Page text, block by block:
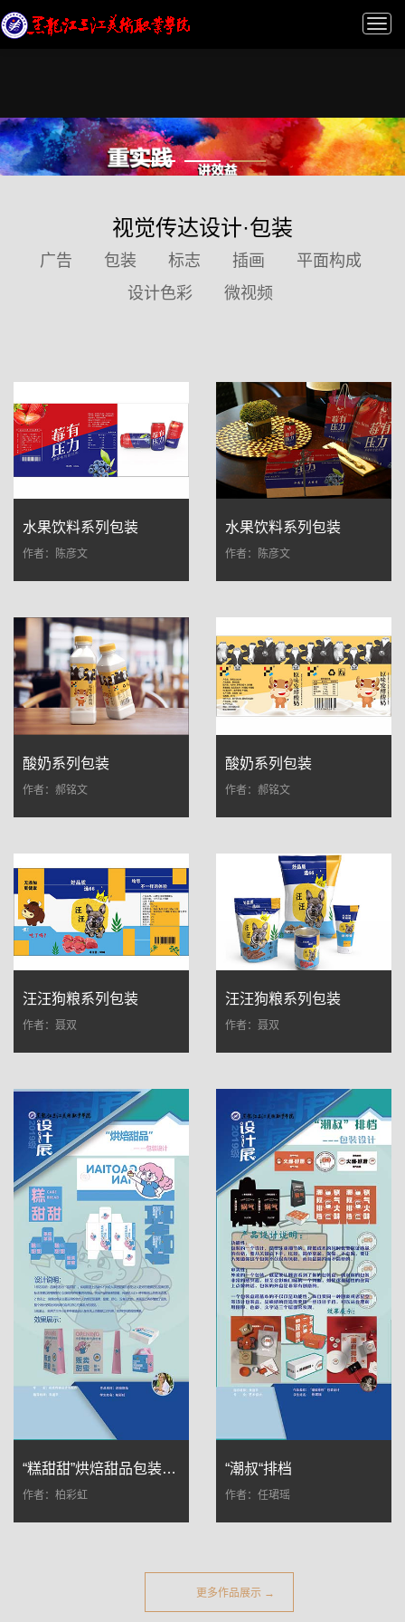
视觉传达设计·包装
广告 包装 标志 插画
平面构成
设计色彩
微视频
水果饮料系列包装
作者：陈彦文
水果饮料系列包装
作者：陈彦文
酸奶系列包装
作者：郝铭文
酸奶系列包装
作者：郝铭文
汪汪狗粮系列包装
作者：聂双
汪汪狗粮系列包装
作者：聂双
“糕甜甜”烘焙甜品包装设计
作者：柏彩虹
“潮叔“排档
作者：任珺瑶
更多作品展示 →